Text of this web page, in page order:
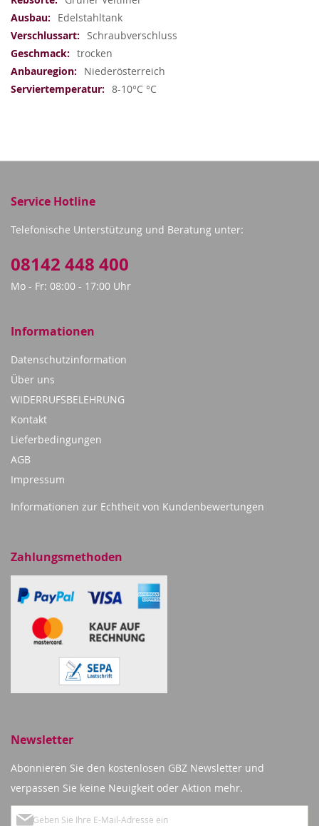
Edelstahltank
Schraubverschluss
trocken
Niederösterreich
8-10°C °C
Service Hotline
Telefonische Unterstützung und Beratung unter:
08142 448 400
Mo - Fr: 08:00 - 17:00 Uhr
Informationen
Datenschutzinformation
Über uns
WIDERRUFSBELEHRUNG
Kontakt
Lieferbedingungen
AGB
Impressum
Informationen zur Echtheit von Kundenbewertungen
Zahlungsmethoden
Newsletter
Abonnieren Sie den kostenlosen GBZ Newsletter und
verpassen Sie keine Neuigkeit oder Aktion mehr.
Melden